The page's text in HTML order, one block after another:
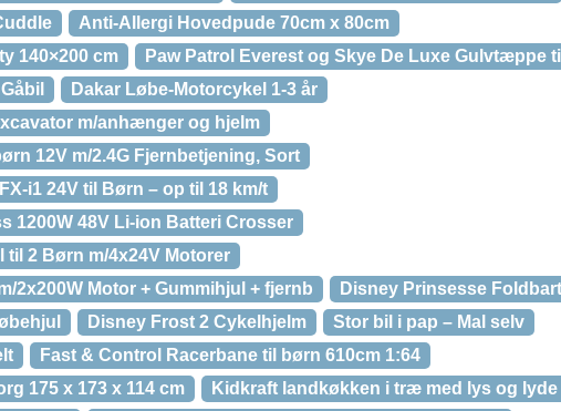
Anti-Allergi Hovedpude 70cm x 80cm
140×200 cm
Paw Patrol Everest og Skye De Luxe Gulvtæppe
Dakar Løbe-Motorcykel 1-3 år
m/anhænger og hjelm
12V m/2.4G Fjernbetjening, Sort
i1 24V til Børn – op til 18 km/t
1200W 48V Li-ion Batteri Crosser
2 Børn m/4x24V Motorer
2x200W Motor + Gummihjul + fjernb
Disney Prinsesse
Disney Frost 2 Cykelhjelm
Stor bil i pap – Mal selv
Fast & Control Racerbane til børn 610cm 1:64
175 x 173 x 114 cm
Kidkraft landkøkken i træ med lys og lyde